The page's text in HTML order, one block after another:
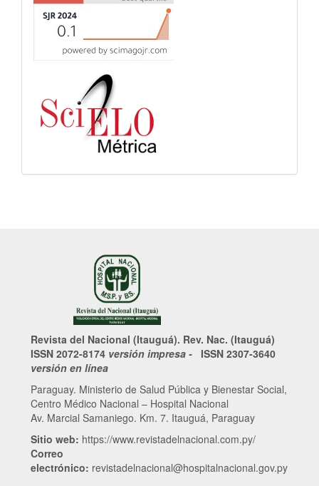
Revista del Nacional (Itauguá). Rev. Nac. (Itauguá)
ISSN 2072-8174 versión impresa - ISSN 2307-3640
versión en línea
Paraguay. Ministerio de Salud Pública y Bienestar Social,
Centro Médico Nacional – Hospital Nacional
Av. Marcial Samaniego. Km. 7. Itauguá, Paraguay
Sitio web: https://www.revistadelnacional.com.py/
Correo
electrónico: revistadelnacional@hospitalnacional.gov.py